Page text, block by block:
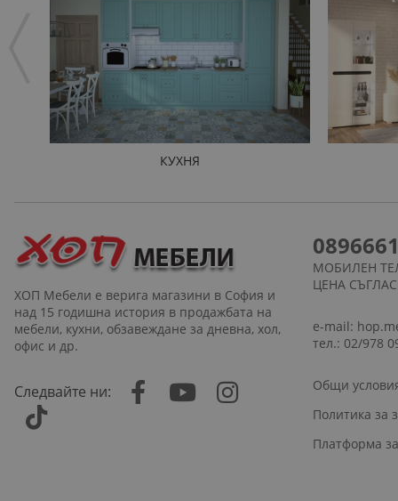
КУХНЯ
ХОП Мебели е верига магазини в София и
над 15 годишна история в продажбата на
мебели, кухни, обзавеждане за дневна, хол,
офис и др.
Следвайте ни:
МОБИЛЕН
ЦЕНА
e-mail:
тел.: 02/978
Общи
Политика за
Платформа